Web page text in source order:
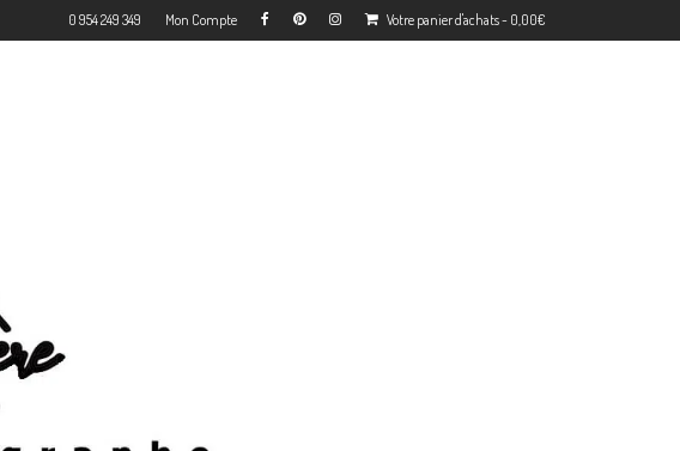
0 954 249 349 Mon Compte Votre panier d'achats- 0,00€